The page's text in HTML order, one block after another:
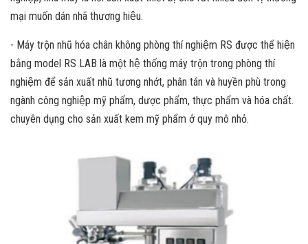
mại muốn dán nhã thương hiệu.
- Máy trộn nhũ hóa chân không phòng thí nghiệm RS được thể hiện
bằng model RS LAB là một hệ thống máy trộn trong phòng thí
nghiệm để sản xuất nhũ tương nhớt, phân tán và huyền phù trong
ngành công nghiệp mỹ phẩm, dược phẩm, thực phẩm và hóa chất.
chuyên dụng cho sản xuất kem mỹ phẩm ở quy mô nhỏ.